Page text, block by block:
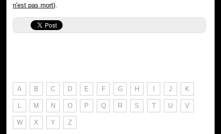
n'est pas mort).
A B C D E F G H I J K
L M N O P Q R S T U V
W X Y Z